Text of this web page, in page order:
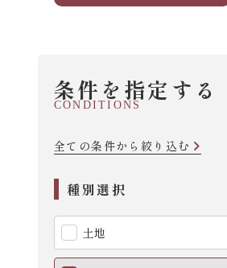
条件を指定する
CONDITIONS
全ての条件から絞り込む
種別選択
土地